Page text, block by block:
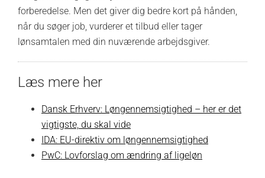
forberedelse. Men det giver dig bedre kort på hånden,
når du søger job, vurderer et tilbud eller tager
lønsamtalen med din nuværende arbejdsgiver.
Læs mere her
Dansk Erhverv: Løngennemsigtighed – her er det
vigtigste, du skal vide
IDA: EU-direktiv om løngennemsigtighed
PwC: Lovforslag om ændring af ligeløn